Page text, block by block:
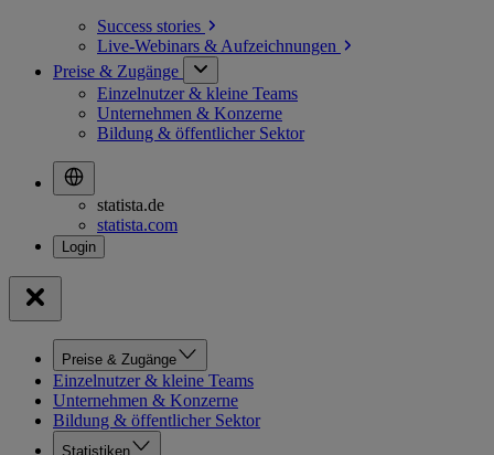
Success stories
Live-Webinars & Aufzeichnungen
Preise & Zugänge
Einzelnutzer & kleine Teams
Unternehmen & Konzerne
Bildung & öffentlicher Sektor
statista.de
statista.com
Preise & Zugänge
Einzelnutzer & kleine Teams
Unternehmen & Konzerne
Bildung & öffentlicher Sektor
Statistiken